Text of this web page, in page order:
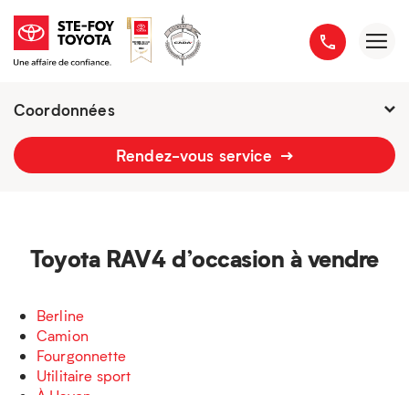
Coordonnées
Fermé : Ouverture-
Rendez-vous service
Toyota RAV4 d’occasion à vendre
Berline
Camion
Fourgonnette
Utilitaire sport